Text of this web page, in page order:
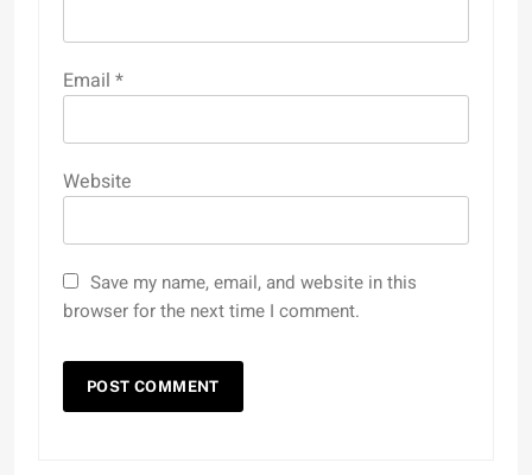
Email *
Website
Save my name, email, and website in this
browser for the next time I comment.